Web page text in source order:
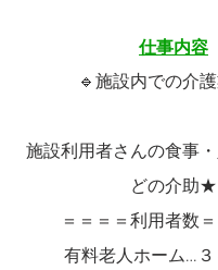
仕事内容
🔹施設内での介
施設利用者さんの食事
どの介助★
＝＝＝＝利用者数
有料老人ホーム…